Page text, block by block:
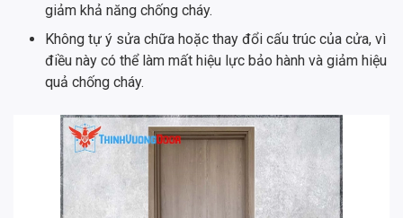
giảm khả năng chống cháy.
Không tự ý sửa chữa hoặc thay đổi cấu trúc của cửa, vì
điều này có thể làm mất hiệu lực bảo hành và giảm hiệu
quả chống cháy.